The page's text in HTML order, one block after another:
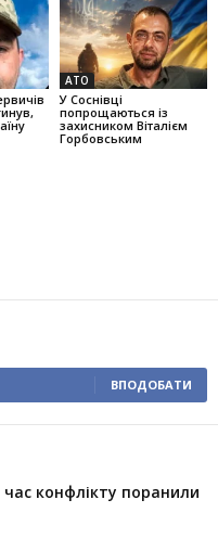
АТО
У Соснівці
попрощаються із
захисником Віталієм
Горбовським
ВПОДОБАТИ
конфлікту поранили